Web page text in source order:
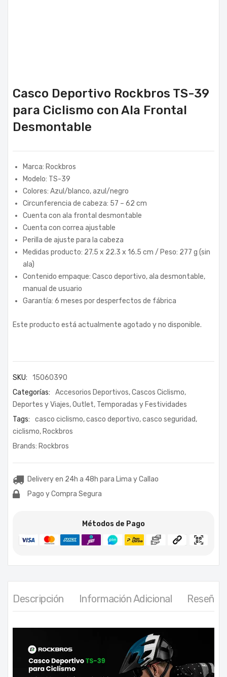
Casco Deportivo Rockbros TS-39
para Ciclismo con Ala Frontal
Desmontable
Marca: Rockbros
Modelo: TS-39
Colores: Azul/blanco, azul/negro
Circunferencia de cabeza: 57 – 62 cm
Cuenta con ala frontal desmontable
Cuenta con correa ajustable
Perilla de ajuste para la cabeza
Medidas producto: 27.5 x 22.3 x 16.5 cm / Peso: 277 g (sin
ala)
Contenido empaque: Casco deportivo, ala desmontable,
manual de usuario
Garantía: 6 meses por desperfectos de fábrica
Este producto está actualmente agotado y no disponible.
SKU:
15060390
Categorías:
Accesorios Deportivos,Cascos Ciclismo,
Deportes y Viajes,Outlet, Temporadas y Festividades
Tags:
casco ciclismo,casco deportivo,casco seguridad,
ciclismo, Rockbros
Brands: Rockbros
Delivery en 24h a 48h para Lima y Callao
Pago y Compra Segura
Métodos de Pago
Descripción Información Adicional Reseñas